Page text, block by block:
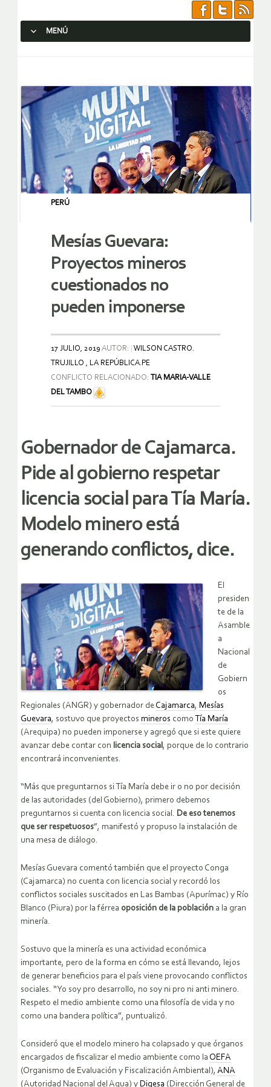
MENÚ
PERÚ
Mesías Guevara:
Proyectos mineros
cuestionados no
pueden imponerse
17 JULIO, 2019 AUTOR:
WILSON CASTRO.
TRUJILLO , LA REPÚBLICA.PE
CONFLICTO RELACIONADO: TIA MARIA-VALLE
DEL TAMBO
Gobernador de Cajamarca.
Pide al gobierno respetar
licencia social para Tía María.
Modelo minero está
generando conflictos, dice.
El
presiden
te de la
Asamble
a
Nacional
de
Gobiern
os
Regionales (ANGR) y gobernador de Cajamarca, Mesías
Guevara, sostuvo que proyectos mineros como
Tía María
(Arequipa) no pueden imponerse y agregó que si este quiere
avanzar debe contar con licencia social , porque de lo contrario
encontrará inconvenientes.
“Más que preguntarnos si Tía María debe ir o no por decisión
de las autoridades (del Gobierno), primero debemos
preguntarnos si cuenta con licencia social. De eso tenemos
que ser respetuosos”, manifestó y propuso la instalación de
una mesa de diálogo.
Mesías Guevara comentó también que el proyecto Conga
(Cajamarca) no cuenta con licencia social y recordó los
conflictos sociales suscitados en Las Bambas (Apurímac) y Río
Blanco (Piura) por la férrea oposición de la población a la gran
minería.
Sostuvo que la minería es una actividad económica
importante, pero de la forma en cómo se está llevando, lejos
de generar beneficios para el país viene provocando conflictos
sociales. “Yo soy pro desarrollo, no soy ni pro ni anti minero.
Respeto el medio ambiente como una filosofía de vida y no
como una bandera política”, puntualizó.
Consideró que el modelo minero ha colapsado y que órganos
encargados de fiscalizar el medio ambiente como la OEFA
(Organismo de Evaluación y Fiscalización Ambiental), ANA
(Autoridad Nacional del Agua) y Digesa (Dirección General de